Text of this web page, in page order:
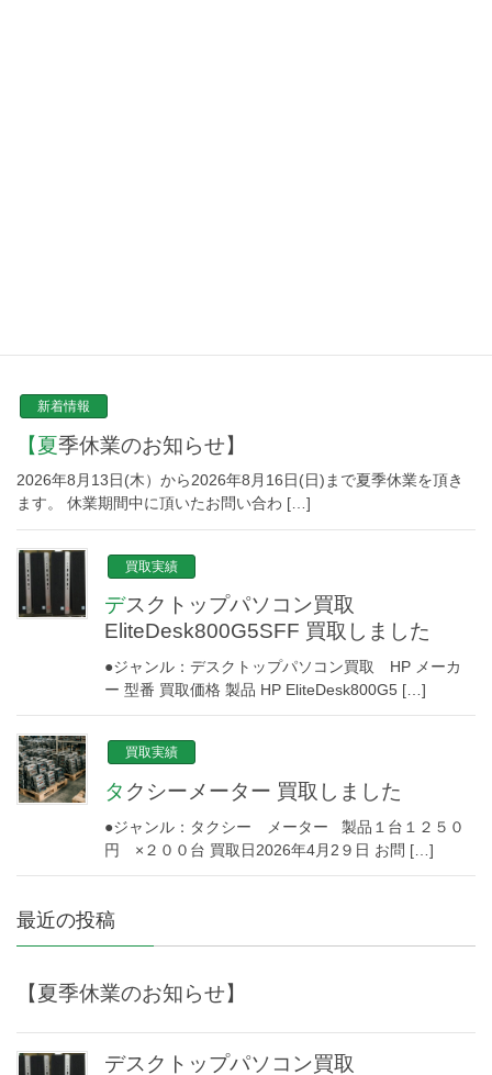
新着情報
【夏季休業のお知らせ】
2026年8月13日(木）から2026年8月16日(日)まで夏季休業を頂き
ます。 休業期間中に頂いたお問い合わ […]
買取実績
デスクトップパソコン買取
EliteDesk800G5SFF 買取しました
●ジャンル：デスクトップパソコン買取 HP メーカ
ー 型番 買取価格 製品 HP EliteDesk800G5 […]
買取実績
タクシーメーター 買取しました
●ジャンル：タクシー メーター 製品１台１２５０
円 ×２００台 買取日2026年4月2９日 お問 […]
最近の投稿
【夏季休業のお知らせ】
デスクトップパソコン買取